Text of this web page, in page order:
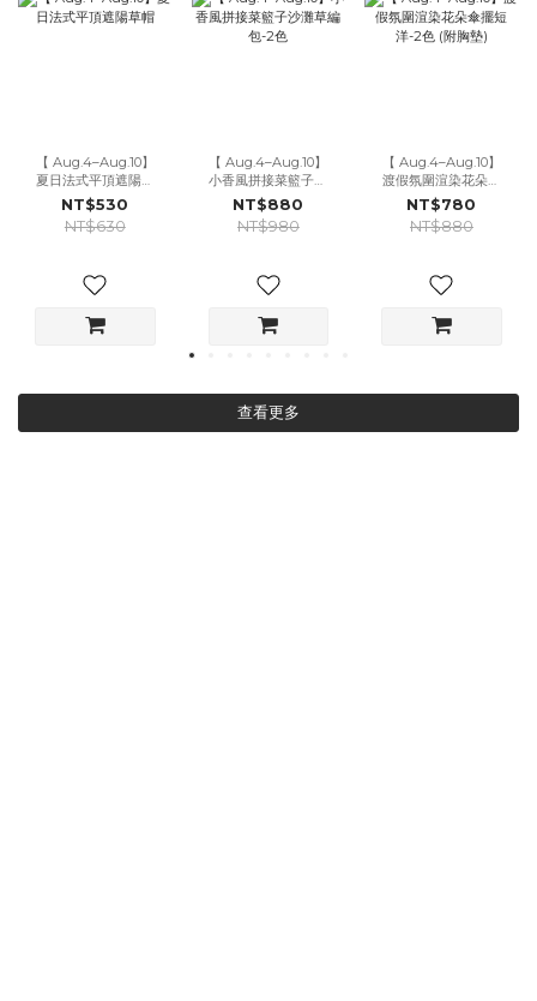
【 Aug.4–Aug.10】
夏日法式平頂遮陽草
帽
NT$530
NT$630
【 Aug.4–Aug.10】
小香風拼接菜籃子沙
灘草編包-2色
NT$880
NT$980
【 Aug.4–Aug.10】
渡假氛圍渲染花朵傘
擺短洋-2色 (附胸墊)
NT$780
NT$880
查看更多